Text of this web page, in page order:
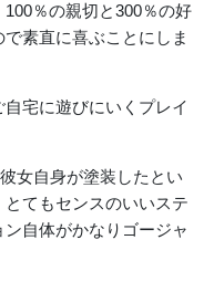
％の親切と300％の好
素直に喜ぶことにしま
宅に遊びにいくプレイ
女自身が塗装したとい
てもセンスのいいステ
自体がかなりゴージャ